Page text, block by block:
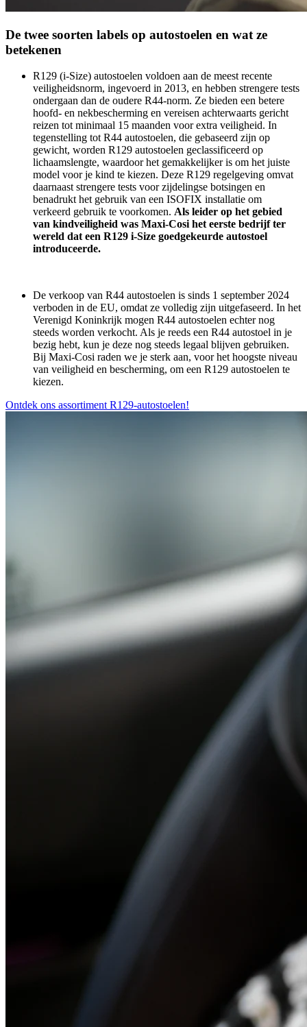
De twee soorten labels op autostoelen en wat ze
betekenen
R129 (i-Size) autostoelen voldoen aan de meest recente
veiligheidsnorm, ingevoerd in 2013, en hebben strengere tests
ondergaan dan de oudere R44-norm. Ze bieden een betere
hoofd- en nekbescherming en vereisen achterwaarts gericht
reizen tot minimaal 15 maanden voor extra veiligheid. In
tegenstelling tot R44 autostoelen, die gebaseerd zijn op
gewicht, worden R129 autostoelen geclassificeerd op
lichaamslengte, waardoor het gemakkelijker is om het juiste
model voor je kind te kiezen. Deze R129 regelgeving omvat
daarnaast strengere tests voor zijdelingse botsingen en
benadrukt het gebruik van een ISOFIX installatie om
verkeerd gebruik te voorkomen. Als leider op het gebied
van kindveiligheid was Maxi-Cosi het eerste bedrijf ter
wereld dat een R129 i-Size goedgekeurde autostoel
introduceerde.
De verkoop van R44 autostoelen is sinds 1 september 2024
verboden in de EU, omdat ze volledig zijn uitgefaseerd. In het
Verenigd Koninkrijk mogen R44 autostoelen echter nog
steeds worden verkocht. Als je reeds een R44 autostoel in je
bezig hebt, kun je deze nog steeds legaal blijven gebruiken.
Bij Maxi-Cosi raden we je sterk aan, voor het hoogste niveau
van veiligheid en bescherming, om een R129 autostoelen te
kiezen.
Ontdek ons assortiment R129-autostoelen!